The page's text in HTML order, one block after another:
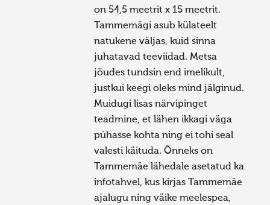
on 54,5 meetrit x 15 meetrit.
Tammemägi asub külateelt
natukene väljas, kuid sinna
juhatavad teeviidad. Metsa
jõudes tundsin end imelikult,
justkui keegi oleks mind jälginud.
Muidugi lisas närvipinget
teadmine, et lähen ikkagi väga
pühasse kohta ning ei tohi seal
valesti käituda. Õnneks on
Tammemäe lähedale asetatud ka
infotahvel, kus kirjas Tammemäe
ajalugu ning väike meelespea,